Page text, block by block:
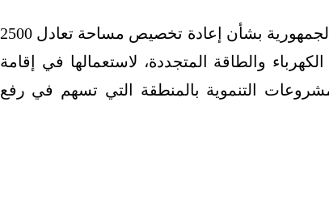
كما وافق مجلس الوزراء على مشروع قرار رئيس الجمهورية بشأن إعادة تخصيص مساحة تعادل 2500
والطاقة المتجددة، لاستعمالها في إقامة
التنموية بالمنطقة التي تسهم في رفع